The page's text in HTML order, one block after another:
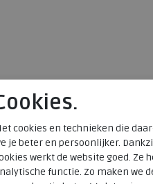
cookies en technieken die
je beter en persoonlijker.
werkt de website goed. Ze
functie. Zo maken we